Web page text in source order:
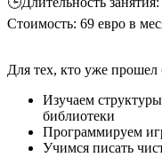
Cтоимость: 69 евро в
Для тех, кто уже прошел
Изучаем
библиотеки
Программируем
Учимся писать